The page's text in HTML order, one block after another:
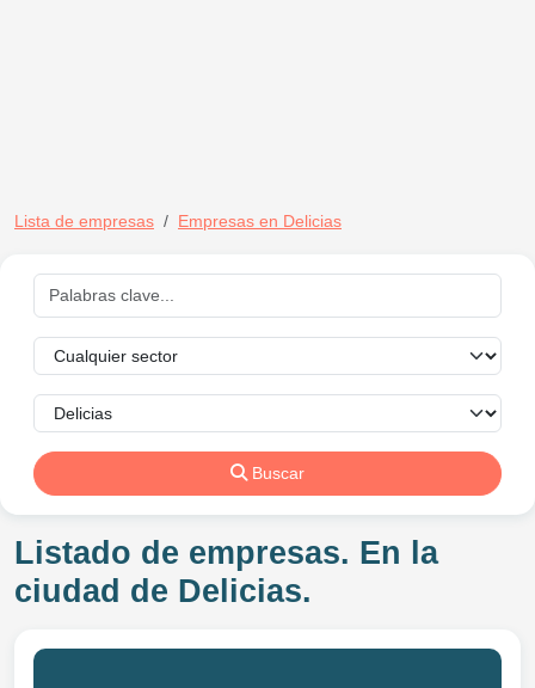
Lista de empresas Empresas en Delicias
Buscar
Listado de empresas. En la
ciudad de Delicias.